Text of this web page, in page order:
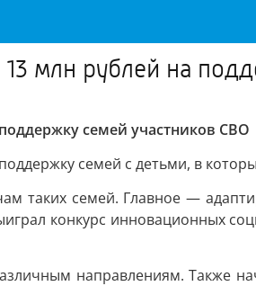
млн рублей на
семей участников СВО
семей с детьми, в
таких семей. Главное —
конкурс инновационных
направлениям. Также